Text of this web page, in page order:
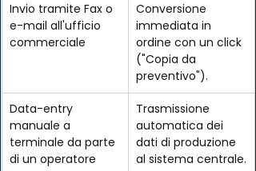
Invio tramite Fax o
e-mail all'ufficio
commerciale
Conversione
immediata in
ordine con un click
("Copia da
preventivo").
Data-entry
manuale a
terminale da parte
di un operatore
Trasmissione
automatica dei
dati di produzione
al sistema centrale.